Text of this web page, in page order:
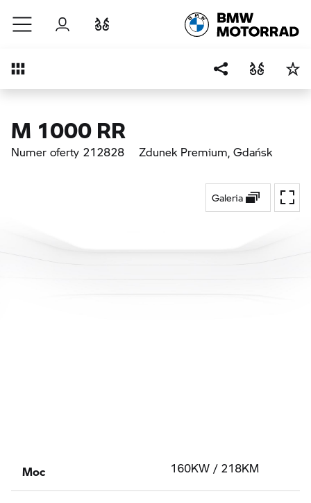
Przejdź do głównej treści
Zaloguj się
Przegląd
M 1000 RR
Numer oferty 212828 Zdunek Premium, Gdańsk
Galeria
Moc 160KW / 218KM